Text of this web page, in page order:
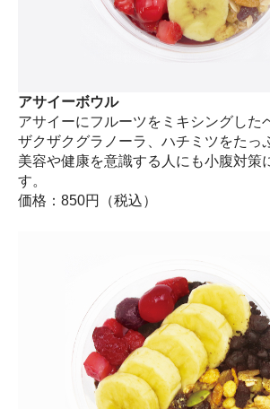
アサイーボウル
アサイーにフルーツをミキシングした
ザクザクグラノーラ、ハチミツをたっ
美容や健康を意識する人にも小腹対策
す。
価格：850円（税込）